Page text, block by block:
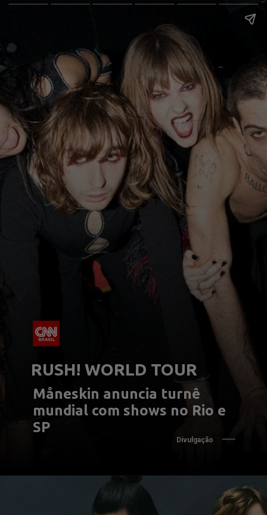
RUSH! WORLD TOUR
Måneskin anuncia turnê
mundial com shows no Rio e
SP
Divulgação